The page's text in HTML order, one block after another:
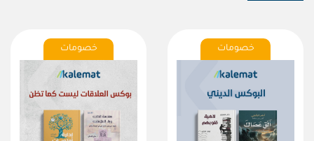
خصومات خصومات